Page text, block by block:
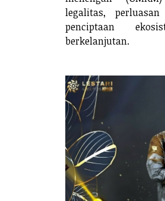
legalitas,
penciptaan
berkelanjutan.